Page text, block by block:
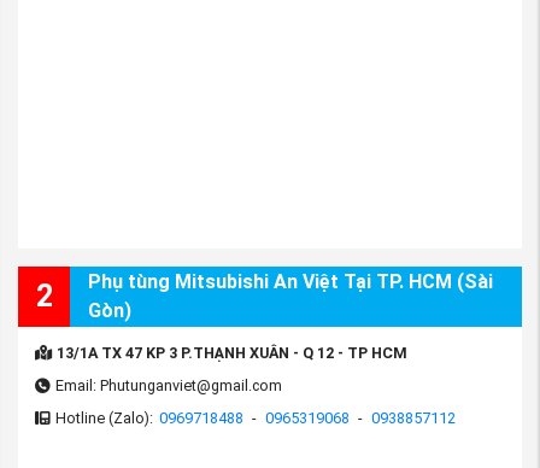
2
Phụ tùng Mitsubishi An Việt Tại TP. HCM (Sài
Gòn)
13/1A TX 47 KP 3 P.THẠNH XUÂN - Q 12 - TP HCM
Email: Phutunganviet@gmail.com
Hotline (Zalo): 0969718488 - 0965319068 - 0938857112